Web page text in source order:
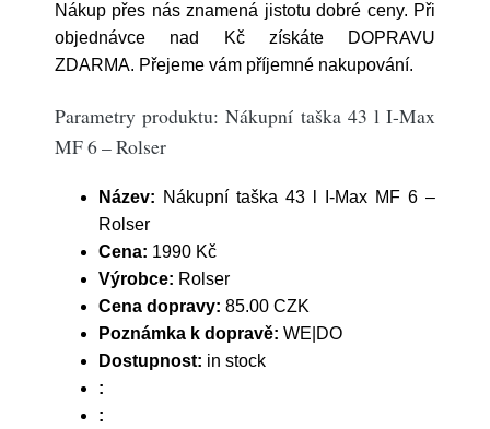
Nákup přes nás znamená jistotu dobré ceny. Při
objednávce nad Kč získáte DOPRAVU
ZDARMA. Přejeme vám příjemné nakupování.
Parametry produktu: Nákupní taška 43 l I-Max
MF 6 – Rolser
Název: Nákupní taška 43 l I-Max MF 6 –
Rolser
Cena: 1990 Kč
Výrobce: Rolser
Cena dopravy: 85.00 CZK
Poznámka k dopravě: WE|DO
Dostupnost: in stock
:
: